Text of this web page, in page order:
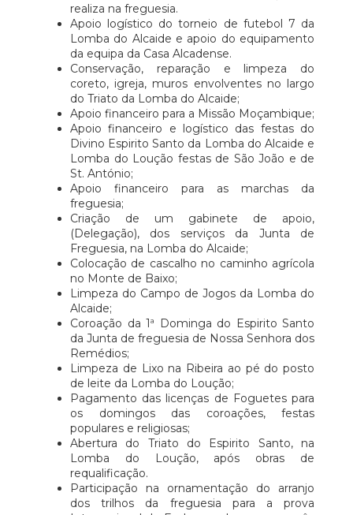
realiza na freguesia.
Apoio logístico do torneio de futebol 7 da
Lomba do Alcaide e apoio do equipamento
da equipa da Casa Alcadense.
Conservação, reparação e limpeza do
coreto, igreja, muros envolventes no largo
do Triato da Lomba do Alcaide;
Apoio financeiro para a Missão Moçambique;
Apoio financeiro e logístico das festas do
Divino Espirito Santo da Lomba do Alcaide e
Lomba do Loução festas de São João e de
St. António;
Apoio financeiro para as marchas da
freguesia;
Criação de um gabinete de apoio,
(Delegação), dos serviços da Junta de
Freguesia, na Lomba do Alcaide;
Colocação de cascalho no caminho agrícola
no Monte de Baixo;
Limpeza do Campo de Jogos da Lomba do
Alcaide;
Coroação da 1ª Dominga do Espirito Santo
da Junta de freguesia de Nossa Senhora dos
Remédios;
Limpeza de Lixo na Ribeira ao pé do posto
de leite da Lomba do Loução;
Pagamento das licenças de Foguetes para
os domingos das coroações, festas
populares e religiosas;
Abertura do Triato do Espirito Santo, na
Lomba do Loução, após obras de
requalificação.
Participação na ornamentação do arranjo
dos trilhos da freguesia para a prova